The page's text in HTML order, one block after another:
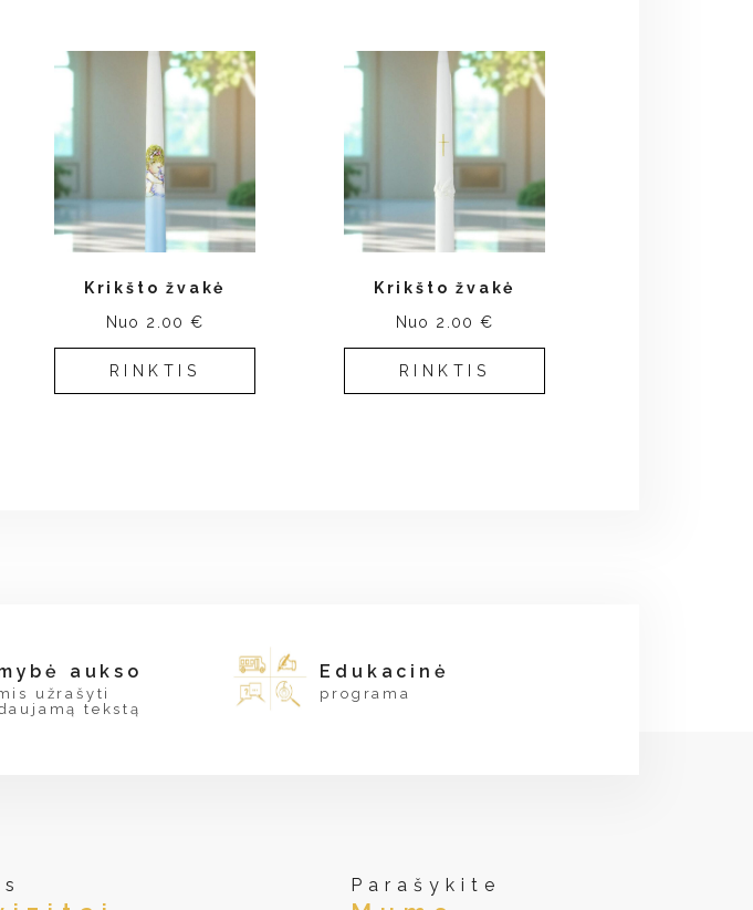
Krikšto žvakė
Nuo 2.00 €
RINKTIS
Krikšto žvakė
Nuo 2.00 €
RINKTIS
aukso
užrašyti
tekstą
Edukacinė
programa
Parašykite